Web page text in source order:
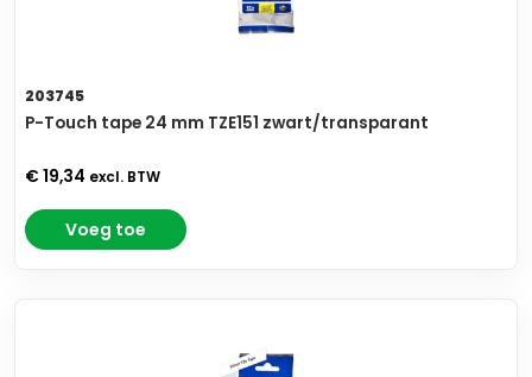
203745
P-Touch tape 24 mm TZE151 zwart/transparant
€ 19,34 excl. BTW
Voeg toe